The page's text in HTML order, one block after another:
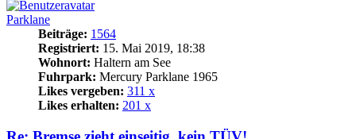
Parklane
Beiträge: 1564
Registriert: 15. Mai 2019, 18:38
Wohnort: Haltern am See
Fuhrpark: Mercury Parklane 1965
Likes vergeben: 311 x
Likes erhalten: 201 x